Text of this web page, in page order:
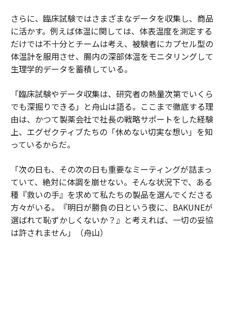
さらに、臨床試験ではさまざまなデータを収集し、商品
に活かす。例えば体温に関しては、体表温度を測定する
だけでは不十分とチームは考え、被験者にカプセル型の
体温計を服用させ、腸内の深部体温をモニタリングして
生理学的データを蓄積している。
「臨床試験やデータ収集は、研究者の熱量次第でいくら
でも深掘りできる」と舟山は語る。ここまで徹底する理
由は、かつて製薬会社で社長の戦略サポートをした経験
上、エグゼクティブたちの「休めない切実な想い」を知
っているからだ。
「次の日も、その次の日も重要なミーティングが詰まっ
ていて、絶対に体調を崩せない。そんな状況下で、ある
種『救いの手』を求めて私たちの製品を選んでくださる
方々がいる。『明日が勝負の日という夜に、BAKUNEが
選ばれて恥ずかしくないか？』と考えれば、一切の妥協
は許されません」（舟山）